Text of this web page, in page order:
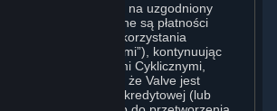
zamawianych na uzgodniony
za które dokonywane są płatności
możliwości dalszego korzystania
Cyklicznymi”), kontynuując
z Płatnościami Cyklicznymi,
zgodę i potwierdza, że Valve jest
jego karty kredytowej (lub